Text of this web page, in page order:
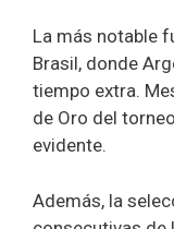
La más notable
Brasil, donde
tiempo extra.
de Oro del
evidente.
Además, la